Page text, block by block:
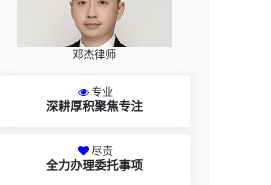
邓杰律师
专业
深耕厚积聚焦专注
尽责
全力办理委托事项